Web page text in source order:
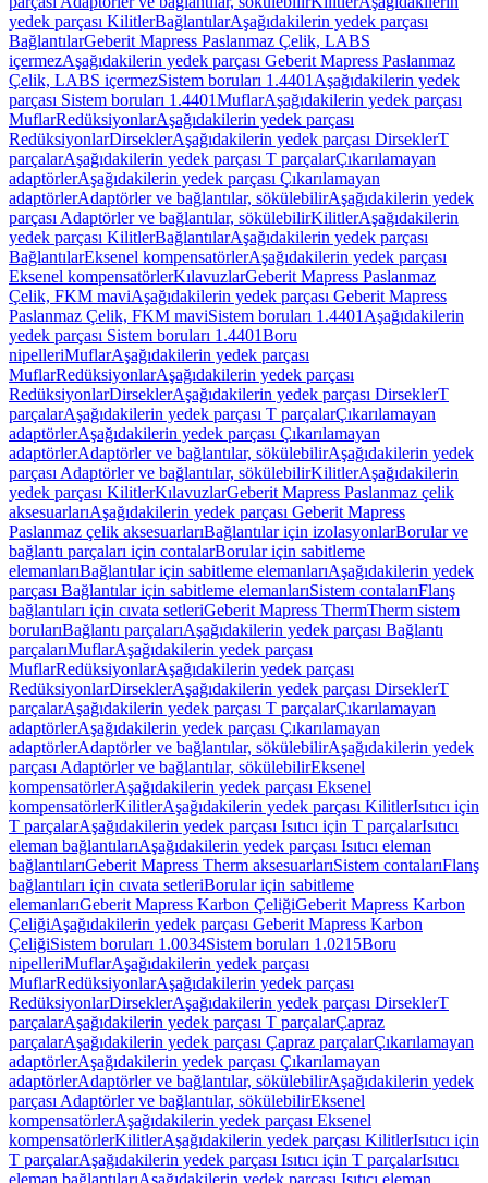
yedek parçası KilitlerBağlantılarAşağıdakilerin yedek parçası
BağlantılarGeberit Mapress Paslanmaz Çelik, LABS
içermezAşağıdakilerin yedek parçası Geberit Mapress Paslanmaz
Çelik, LABS içermezSistem boruları 1.4401 Aşağıdakilerin yedek
parçası Sistem boruları 1.4401MuflarAşağıdakilerin yedek parçası
MuflarRedüksiyonlarAşağıdakilerin yedek parçası
RedüksiyonlarDirseklerAşağıdakilerin yedek parçası DirseklerT
parçalarAşağıdakilerin yedek parçası T parçalarÇıkarılamayan
adaptörlerAşağıdakilerin yedek parçası Çıkarılamayan
adaptörlerAdaptörler ve bağlantılar, sökülebilirAşağıdakilerin yedek
parçası Adaptörler ve bağlantılar, sökülebilirKilitlerAşağıdakilerin
yedek parçası KilitlerBağlantılarAşağıdakilerin yedek parçası
BağlantılarEksenel kompensatörlerAşağıdakilerin yedek parçası
Eksenel kompensatörlerKılavuzlarGeberit Mapress Paslanmaz
Çelik, FKM maviAşağıdakilerin yedek parçası Geberit Mapress
Paslanmaz Çelik, FKM maviSistem boruları 1.4401 Aşağıdakilerin
yedek parçası Sistem boruları 1.4401Boru
nipelleriMuflarAşağıdakilerin yedek parçası
MuflarRedüksiyonlarAşağıdakilerin yedek parçası
RedüksiyonlarDirseklerAşağıdakilerin yedek parçası DirseklerT
parçalarAşağıdakilerin yedek parçası T parçalarÇıkarılamayan
adaptörlerAşağıdakilerin yedek parçası Çıkarılamayan
adaptörlerAdaptörler ve bağlantılar, sökülebilirAşağıdakilerin yedek
parçası Adaptörler ve bağlantılar, sökülebilirKilitlerAşağıdakilerin
yedek parçası KilitlerKılavuzlarGeberit Mapress Paslanmaz çelik
aksesuarlarıAşağıdakilerin yedek parçası Geberit Mapress
Paslanmaz çelik aksesuarlarıBağlantılar için izolasyonlarBorular ve
bağlantı parçaları için contalarBorular için sabitleme
elemanlarıBağlantılar için sabitleme elemanlarıAşağıdakilerin yedek
parçası Bağlantılar için sabitleme elemanlarıSistem contalarıFlanş
bağlantıları için cıvata setleriGeberit Mapress ThermTherm sistem
borularıBağlantı parçalarıAşağıdakilerin yedek parçası Bağlantı
parçalarıMuflarAşağıdakilerin yedek parçası
MuflarRedüksiyonlarAşağıdakilerin yedek parçası
RedüksiyonlarDirseklerAşağıdakilerin yedek parçası DirseklerT
parçalarAşağıdakilerin yedek parçası T parçalarÇıkarılamayan
adaptörlerAşağıdakilerin yedek parçası Çıkarılamayan
adaptörlerAdaptörler ve bağlantılar, sökülebilirAşağıdakilerin yedek
parçası Adaptörler ve bağlantılar, sökülebilirEksenel
kompensatörlerAşağıdakilerin yedek parçası Eksenel
kompensatörlerKilitlerAşağıdakilerin yedek parçası KilitlerIsıtıcı için
T parçalarAşağıdakilerin yedek parçası Isıtıcı için T parçalarIsıtıcı
eleman bağlantılarıAşağıdakilerin yedek parçası Isıtıcı eleman
bağlantılarıGeberit Mapress Therm aksesuarlarıSistem contalarıFlanş
bağlantıları için cıvata setleriBorular için sabitleme
elemanlarıGeberit Mapress Karbon ÇeliğiGeberit Mapress Karbon
ÇeliğiAşağıdakilerin yedek parçası Geberit Mapress Karbon
ÇeliğiSistem boruları 1.0034Sistem boruları 1.0215Boru
nipelleriMuflarAşağıdakilerin yedek parçası
MuflarRedüksiyonlarAşağıdakilerin yedek parçası
RedüksiyonlarDirseklerAşağıdakilerin yedek parçası DirseklerT
parçalarAşağıdakilerin yedek parçası T parçalarÇapraz
parçalarAşağıdakilerin yedek parçası Çapraz parçalarÇıkarılamayan
adaptörlerAşağıdakilerin yedek parçası Çıkarılamayan
adaptörlerAdaptörler ve bağlantılar, sökülebilirAşağıdakilerin yedek
parçası Adaptörler ve bağlantılar, sökülebilirEksenel
kompensatörlerAşağıdakilerin yedek parçası Eksenel
kompensatörlerKilitlerAşağıdakilerin yedek parçası KilitlerIsıtıcı için
T parçalarAşağıdakilerin yedek parçası Isıtıcı için T parçalarIsıtıcı
eleman bağlantılarıAşağıdakilerin yedek parçası Isıtıcı eleman